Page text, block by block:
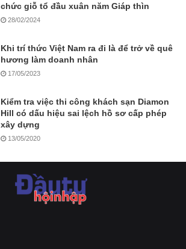
chức giỗ tổ đầu xuân năm Giáp thìn
28/02/2024
Khi trí thức Việt Nam ra đi là để trở về quê
hương làm doanh nhân
17/05/2023
Kiểm tra việc thi công khách sạn Diamon
Hill có dấu hiệu sai lệch hồ sơ cấp phép
xây dựng
13/05/2020